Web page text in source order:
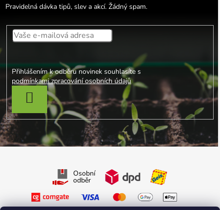
Pravidelná dávka tipů, slev a akcí. Žádný spam.
Přihlášením k odběru novinek souhlasíte s
podmínkami zpracování osobních údajů
PŘIHLÁSIT SE
Osobní
odběr